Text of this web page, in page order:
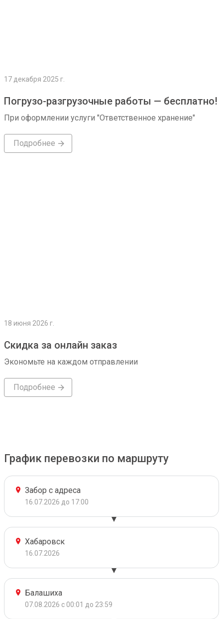
17 декабря 2025 г.
Погрузо-разгрузочные работы — бесплатно!
При оформлении услуги "Ответственное хранение"
Подробнее
18 июня 2026 г.
Скидка за онлайн заказ
Экономьте на каждом отправлении
Подробнее
График перевозки по маршруту
Забор с адреса
16.07.2026 до 17:00
Хабаровск
16.07.2026
Балашиха
07.08.2026 с 00:01 до 23:59